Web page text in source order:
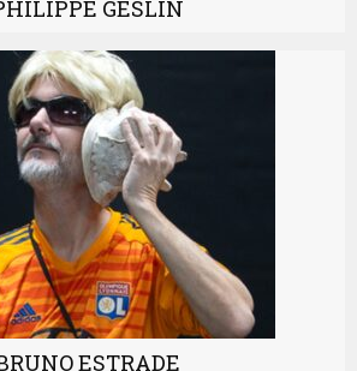
GESLIN
ESTRADE